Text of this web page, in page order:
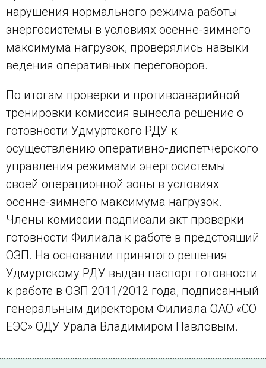
нарушения нормального режима работы
энергосистемы в условиях осенне-зимнего
максимума нагрузок, проверялись навыки
ведения оперативных переговоров.
По итогам проверки и противоаварийной
тренировки комиссия вынесла решение о
готовности Удмуртского РДУ к
осуществлению оперативно-диспетчерского
управления режимами энергосистемы
своей операционной зоны в условиях
осенне-зимнего максимума нагрузок.
Члены комиссии подписали акт проверки
готовности Филиала к работе в предстоящий
ОЗП. На основании принятого решения
Удмуртскому РДУ выдан паспорт готовности
к работе в ОЗП 2011/2012 года, подписанный
генеральным директором Филиала ОАО «СО
ЕЭС» ОДУ Урала Владимиром Павловым.